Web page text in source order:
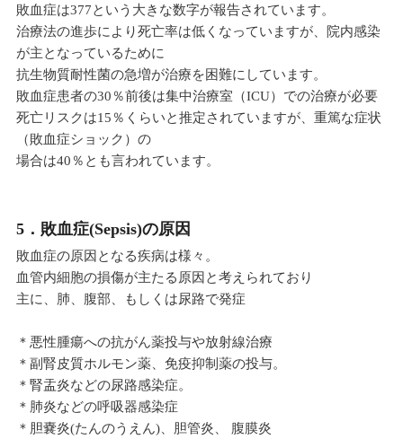
敗血症は377という大きな数字が報告されています。
治療法の進歩により死亡率は低くなっていますが、院内感染
が主となっているために
抗生物質耐性菌の急増が治療を困難にしています。
敗血症患者の30％前後は集中治療室（ICU）での治療が必要
死亡リスクは15％くらいと推定されていますが、重篤な症状
（敗血症ショック）の
場合は40％とも言われています。
5．敗血症(Sepsis)の原因
敗血症の原因となる疾病は様々。
血管内細胞の損傷が主たる原因と考えられており
主に、肺、腹部、もしくは尿路で発症
＊悪性腫瘍への抗がん薬投与や放射線治療
＊副腎皮質ホルモン薬、免疫抑制薬の投与。
＊腎盂炎などの尿路感染症。
＊肺炎などの呼吸器感染症
＊胆嚢炎(たんのうえん)、胆管炎、 腹膜炎